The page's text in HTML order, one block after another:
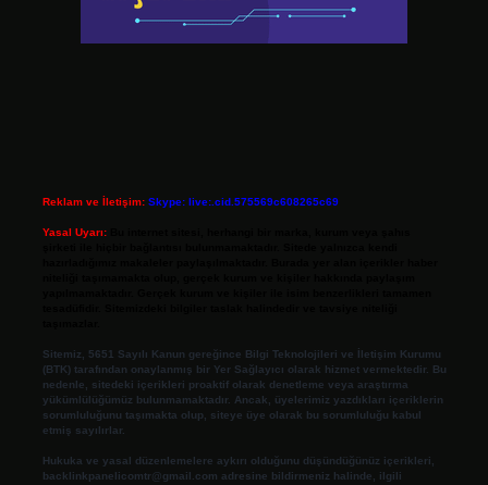
Reklam ve İletişim: Skype: live:.cid.575569c608265c69
Yasal Uyarı:
Sitemiz, 5651 Sayılı Kanun gereğince Bilgi Teknolojileri ve İletişim Kurumu
(BTK) tarafından onaylanmış bir Yer Sağlayıcı olarak hizmet vermektedir. Bu
nedenle, sitedeki içerikleri proaktif olarak denetleme veya araştırma
yükümlülüğümüz bulunmamaktadır. Ancak, üyelerimiz yazdıkları içeriklerin
sorumluluğunu taşımakta olup, siteye üye olarak bu sorumluluğu kabul
etmiş sayılırlar.
Hukuka ve yasal düzenlemelere aykırı olduğunu düşündüğünüz içerikleri,
backlinkpanelicomtr@gmail.com adresine bildirmeniz halinde, ilgili